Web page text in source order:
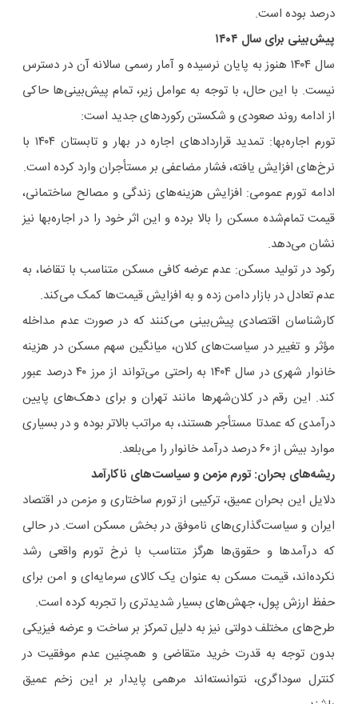
درصد بوده است.
پیش‌بینی برای سال ۱۴۰۴
سال ۱۴۰۴ هنوز به پایان نرسیده و آمار رسمی سالانه آن در دسترس
نیست. با این حال، با توجه به عوامل زیر، تمام پیش‌بینی‌ها حاکی
از ادامه روند صعودی و شکستن رکوردهای جدید است:
تورم اجاره‌بها: تمدید قراردادهای اجاره در بهار و تابستان ۱۴۰۴ با
نرخ‌های افزایش یافته، فشار مضاعفی بر مستأجران وارد کرده است.
ادامه تورم عمومی: افزایش هزینه‌های زندگی و مصالح ساختمانی،
قیمت تمام‌شده مسکن را بالا برده و این اثر خود را در اجاره‌بها نیز
نشان می‌دهد.
رکود در تولید مسکن: عدم عرضه کافی مسکن متناسب با تقاضا، به
عدم تعادل در بازار دامن زده و به افزایش قیمت‌ها کمک می‌کند.
کارشناسان اقتصادی پیش‌بینی می‌کنند که در صورت عدم مداخله
مؤثر و تغییر در سیاست‌های کلان، میانگین سهم مسکن در هزینه
خانوار شهری در سال ۱۴۰۴ به راحتی می‌تواند از مرز ۴۰ درصد عبور
کند. این رقم در کلان‌شهرها مانند تهران و برای دهک‌های پایین
درآمدی که عمدتا مستأجر هستند، به مراتب بالاتر بوده و در بسیاری
موارد بیش از ۶۰ درصد درآمد خانوار را می‌بلعد.
ریشه‌های بحران: تورم مزمن و سیاست‌های ناکارآمد
دلایل این بحران عمیق، ترکیبی از تورم ساختاری و مزمن در اقتصاد
ایران و سیاست‌گذاری‌های ناموفق در بخش مسکن است. در حالی
که درآمدها و حقوق‌ها هرگز متناسب با نرخ تورم واقعی رشد
نکرده‌اند، قیمت مسکن به عنوان یک کالای سرمایه‌ای و امن برای
حفظ ارزش پول، جهش‌های بسیار شدیدتری را تجربه کرده است.
طرح‌های مختلف دولتی نیز به دلیل تمرکز بر ساخت و عرضه فیزیکی
بدون توجه به قدرت خرید متقاضی و همچنین عدم موفقیت در
کنترل سوداگری، نتوانسته‌اند مرهمی پایدار بر این زخم عمیق